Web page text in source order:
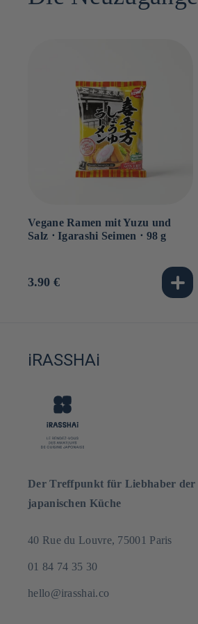
Vegane Ramen mit Yuzu und
Salz ⋅ Igarashi Seimen ⋅ 98 g
Normaler
3.90 €
iRASSHAi
Der Treffpunkt für Liebhaber der
japanischen Küche
40 Rue du Louvre, 75001 Paris
01 84 74 35 30
hello@irasshai.co